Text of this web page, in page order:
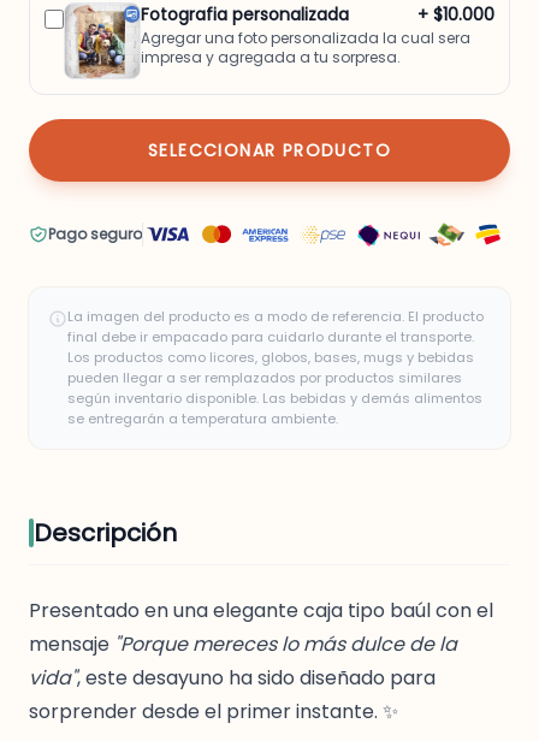
Fotografia personalizada + $10.000
Agregar una foto personalizada la cual sera
impresa y agregada a tu sorpresa.
SELECCIONAR PRODUCTO
Pago seguro
La imagen del producto es a modo de referencia. El producto
final debe ir empacado para cuidarlo durante el transporte.
Los productos como licores, globos, bases, mugs y bebidas
pueden llegar a ser remplazados por productos similares
según inventario disponible. Las bebidas y demás alimentos
se entregarán a temperatura ambiente.
Descripción
Presentado en una elegante caja tipo baúl con el
mensaje "Porque mereces lo más dulce de la
vida", este desayuno ha sido diseñado para
sorprender desde el primer instante. ✨